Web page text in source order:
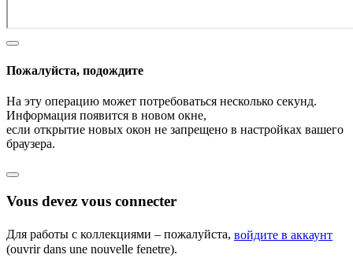
Пожалуйста, подождите
На эту операцию может потребоваться несколько секунд.
Информация появится в новом окне,
если открытие новых окон не запрещено в настройках вашего
браузера.
Vous devez vous connecter
Для работы с коллекциями – пожалуйста, войдите в аккаунт
(ouvrir dans une nouvelle fenetre).